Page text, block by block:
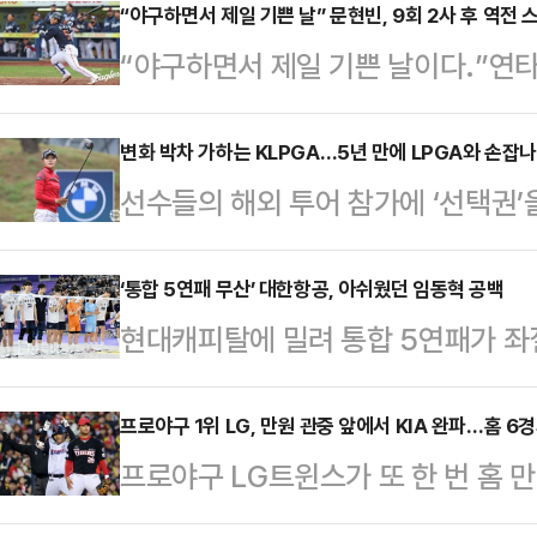
펼쳐진 ‘2025 메이저리그(MLB)’
3피안타 2볼넷 4탈삼진 1실점으로
불안했다. 연속 안타를 맞고 무사
처리한 뒤 봄을 내야 땅볼 유도하
마친 사사키는 4회 볼넷 1개 내주
다.5…
“야구하면서 제일 기쁜 날” 문현빈, 9회 2사 후 역전
“야구하면서 제일 기쁜 날이다.”연
한화 이글스)의 소감이다.한화는 5
‘2025 신한 SOL뱅크 KBO리그’
졌지만, 문현빈 연타석 홈런으로
끊었다. 시즌 4승8패.팀타율 1할대
던 한화는 홈런 3개를 쏘아 올린 화
판한 류현진이 삼성 타선을 막지
점으로 부…
변화 박차 가하는 KLPGA…5년 만에 LPGA와 손잡나
선수들의 해외 투어 참가에 ‘선택권
(KLPGA)가 또 한 번 규정을 손질
지난 4일 2개의 규정 변화 및 한 가
시드권 부여 기준 신설 및 개정과
부여 기준을 신설해 오랜 기간 협회
를 제공한다는 방침이다.신설된 시
생활을 이어가고자 하는 선수들이
년 간의 공…
‘통합 5연패 무산’ 대한항공, 아쉬웠던 임동혁 공백
현대캐피탈에 밀려 통합 5연패가
무)의 공백이 유독 아쉬운 올 시즌
서 펼쳐진 ‘도드람 2024-25 V리
차전에서 현대캐피탈에 세트스
로 패했다.이로써 대한항공은 챔피
프로야구 1위 LG, 만원 관중 앞에서 KIA 완파…홈 6
프로야구 LG트윈스가 또 한 번 홈
를 질주했다.LG는 4일 서울 잠실